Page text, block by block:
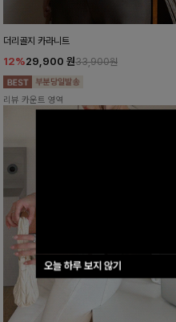
오늘 하루 보지 않기
더리골지 카라니트
12%29,900 원33,900원
리뷰 카운트 영역